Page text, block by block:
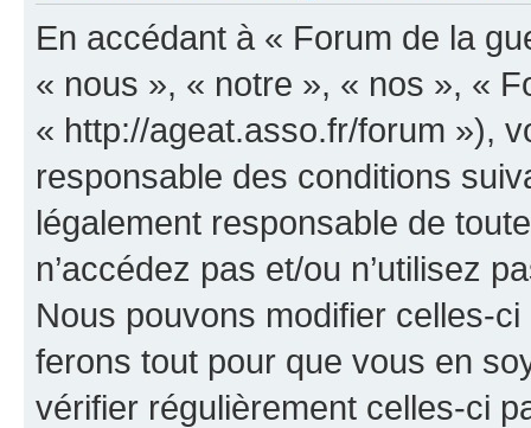
En accédant à « Forum de la
« nous », « notre », « nos », «
« http://ageat.asso.fr/forum »),
responsable des conditions
légalement responsable de
n’accédez pas et/ou n’utilisez
Nous pouvons modifier celles-
ferons tout pour que vous en
vérifier régulièrement celles-ci